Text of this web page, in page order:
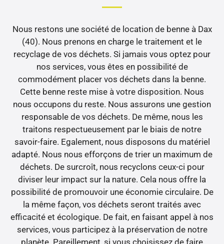
Nous restons une société de location de benne à Dax
(40). Nous prenons en charge le traitement et le
recyclage de vos déchets. Si jamais vous optez pour
nos services, vous êtes en possibilité de
commodément placer vos déchets dans la benne.
Cette benne reste mise à votre disposition. Nous
nous occupons du reste. Nous assurons une gestion
responsable de vos déchets. De même, nous les
traitons respectueusement par le biais de notre
savoir-faire. Egalement, nous disposons du matériel
adapté. Nous nous efforçons de trier un maximum de
déchets. De surcroît, nous recyclons ceux-ci pour
diviser leur impact sur la nature. Cela nous offre la
possibilité de promouvoir une économie circulaire. De
la même façon, vos déchets seront traités avec
efficacité et écologique. De fait, en faisant appel à nos
services, vous participez à la préservation de notre
planète. Pareillement, si vous choisissez de faire